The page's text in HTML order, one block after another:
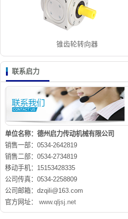
锥齿轮转向器
联系启力
单位名称：德州启力传动机械有限公司
销售一部：0534-2642819
销售二部：0534-2734819
移动手机：15153428335
公司传真：0534-2258809
公司邮箱：dzqili@163.com
官方网址：
www.qljsj.net